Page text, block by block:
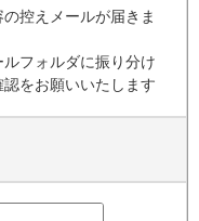
控えメールが届きま
フォルダに振り分け
をお願いいたします